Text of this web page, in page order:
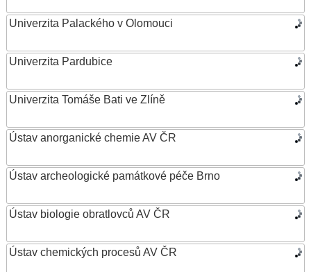
Univerzita Palackého v Olomouci
Univerzita Pardubice
Univerzita Tomáše Bati ve Zlíně
Ústav anorganické chemie AV ČR
Ústav archeologické památkové péče Brno
Ústav biologie obratlovců AV ČR
Ústav chemických procesů AV ČR